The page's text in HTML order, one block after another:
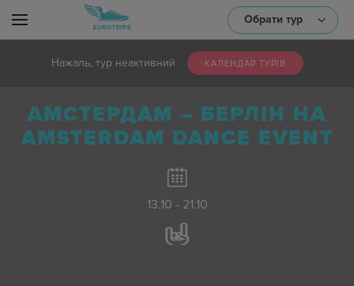
Обрати тур
або оберіть один/декілька параметрів:
Нажаль, тур неактивний КАЛЕНДАР ТУРIВ
АМСТЕРДАМ – БЕРЛІН НА
AMSTERDAM DANCE EVENT
13.10 - 21.10